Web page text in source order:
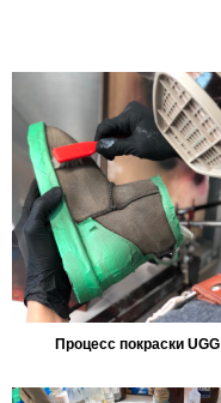
Процесс покраски UGG